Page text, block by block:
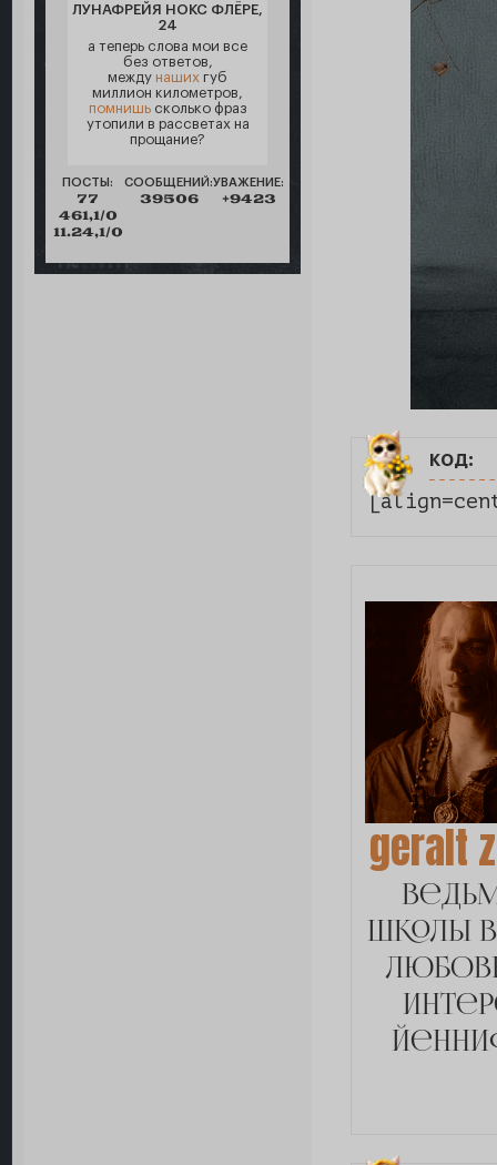
ЛУНАФРЕЙЯ НОКС ФЛЁРЕ,
24
а теперь слова мои все
без ответов,
между наших губ
миллион километров,
помнишьсколько фраз
утопили в рассветах на
прощание?
ПОСТЫ:
77
461,1/0
11.24,1/0
СООБЩЕНИЙ:
39506
УВАЖЕНИЕ:
+9423
код:
geralt
школы